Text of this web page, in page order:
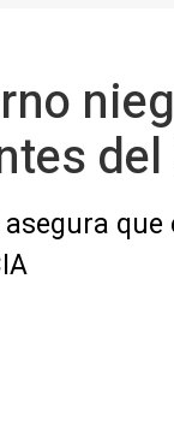
del